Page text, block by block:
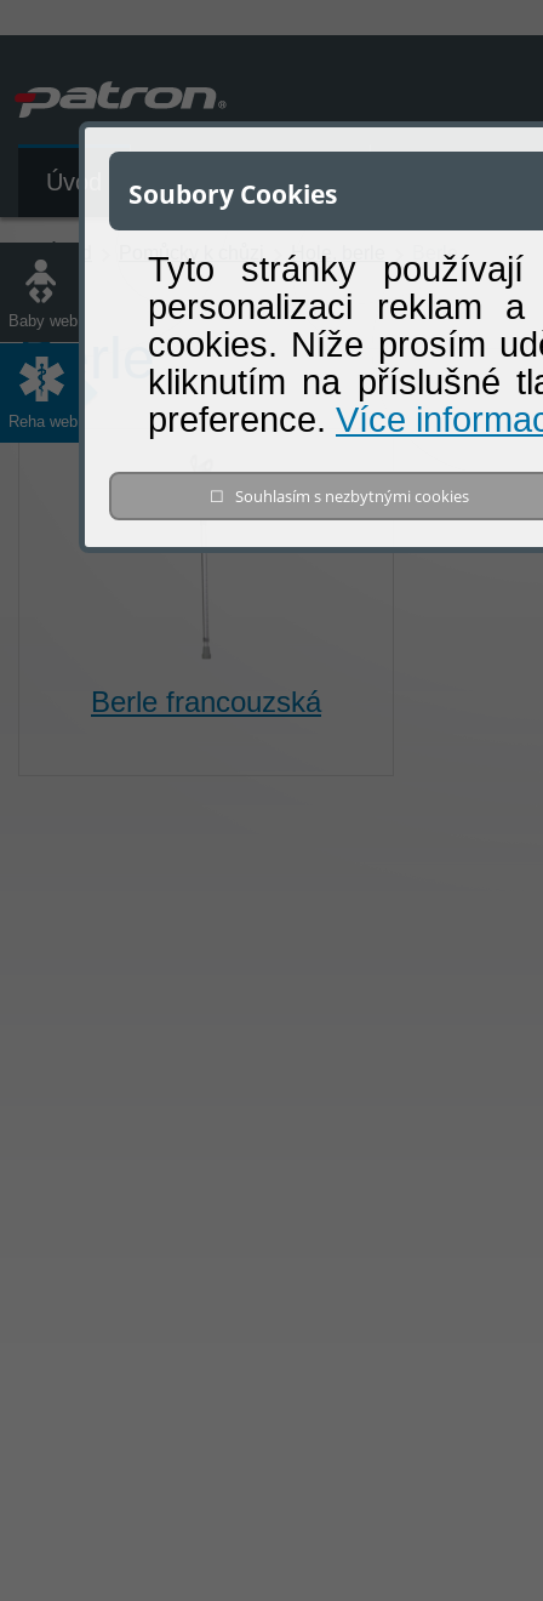
Úvod Katalog produktů
Soubory Cookies
Tyto stránky
personalizaci reklam
cookies. Níže prosím
kliknutím na příslušné
preference. Více
☐ Souhlasím s nezbytnými cookies
Baby web
Reha web
Pomůcky k chůzi Hole, berle Berle
Berle
Berle francouzská